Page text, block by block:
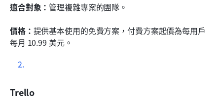
適合對象： 管理複雜專案的團隊。
價格： 提供基本使用的免費方案，付費方案起價為每用戶
每月 10.99 美元。
Trello